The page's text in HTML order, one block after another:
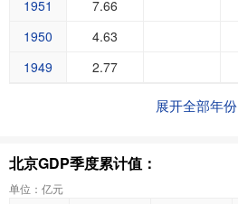
1951
7.66
1950
4.63
1949
2.77
展开全部年份
北京GDP季度累计值：
单位：亿元